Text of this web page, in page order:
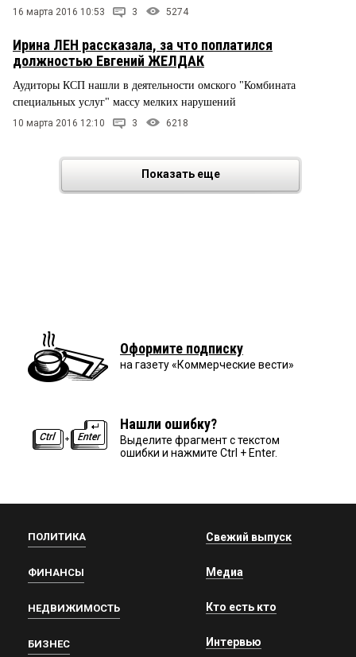
16 марта 2016 10:53 3 5274
Ирина ЛЕН рассказала, за что поплатился
должностью Евгений ЖЕЛДАК
Аудиторы КСП нашли в деятельности омского "Комбината
специальных услуг" массу мелких нарушений
10 марта 2016 12:10 3 6218
Показать еще
Оформите подписку
на газету «Коммерческие вести»
Нашли ошибку?
Выделите фрагмент с текстом
ошибки и нажмите Ctrl + Enter.
ПОЛИТИКА
ФИНАНСЫ
НЕДВИЖИМОСТЬ
БИЗНЕС
Свежий выпуск
Медиа
Кто есть кто
Интервью